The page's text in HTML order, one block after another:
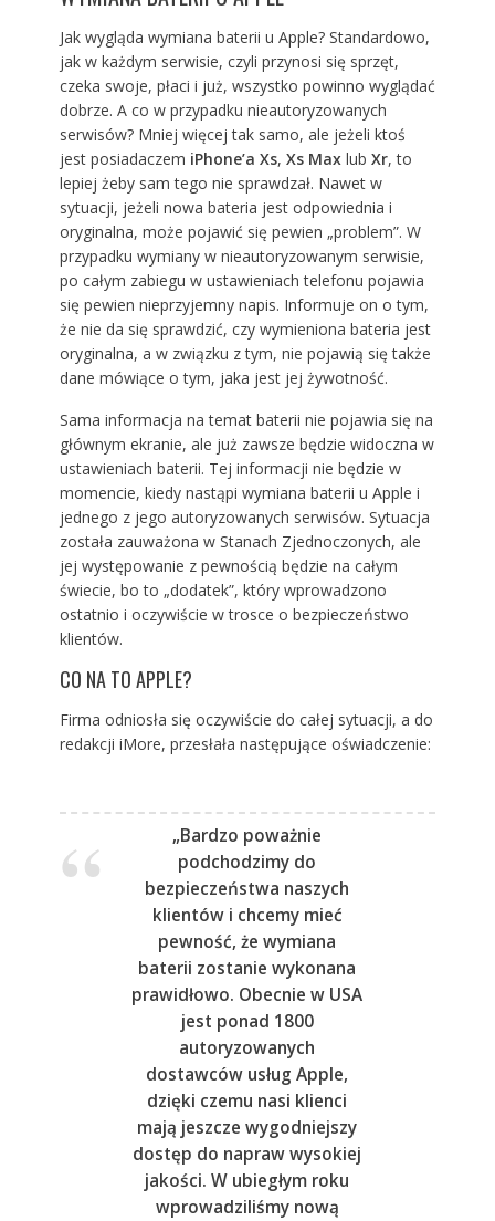
Jak wygląda wymiana baterii u Apple? Standardowo,
jak w każdym serwisie, czyli przynosi się sprzęt,
czeka swoje, płaci i już, wszystko powinno wyglądać
dobrze. A co w przypadku nieautoryzowanych
serwisów? Mniej więcej tak samo, ale jeżeli ktoś
jest posiadaczem iPhone’a Xs, Xs Maxlub Xr, to
lepiej żeby sam tego nie sprawdzał. Nawet w
sytuacji, jeżeli nowa bateria jest odpowiednia i
oryginalna, może pojawić się pewien „problem”. W
przypadku wymiany w nieautoryzowanym serwisie,
po całym zabiegu w ustawieniach telefonu pojawia
się pewien nieprzyjemny napis. Informuje on o tym,
że nie da się sprawdzić, czy wymieniona bateria jest
oryginalna, a w związku z tym, nie pojawią się także
dane mówiące o tym, jaka jest jej żywotność.
Sama informacja na temat baterii nie pojawia się na
głównym ekranie, ale już zawsze będzie widoczna w
ustawieniach baterii. Tej informacji nie będzie w
momencie, kiedy nastąpi wymiana baterii u Apple i
jednego z jego autoryzowanych serwisów. Sytuacja
została zauważona w Stanach Zjednoczonych, ale
jej występowanie z pewnością będzie na całym
świecie, bo to „dodatek”, który wprowadzono
ostatnio i oczywiście w trosce o bezpieczeństwo
klientów.
CO NA TO APPLE?
Firma odniosła się oczywiście do całej sytuacji, a do
redakcji iMore, przesłała następujące oświadczenie:
„Bardzo poważnie
podchodzimy do
bezpieczeństwa naszych
klientów i chcemy mieć
pewność, że wymiana
baterii zostanie wykonana
prawidłowo. Obecnie w USA
jest ponad 1800
autoryzowanych
dostawców usług Apple,
dzięki czemu nasi klienci
mają jeszcze wygodniejszy
dostęp do napraw wysokiej
jakości. W ubiegłym roku
wprowadziliśmy nową